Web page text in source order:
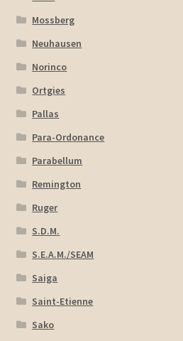
Mossberg
Neuhausen
Norinco
Ortgies
Pallas
Para-Ordonance
Parabellum
Remington
Ruger
S.D.M.
S.E.A.M./SEAM
Saiga
Saint-Etienne
Sako